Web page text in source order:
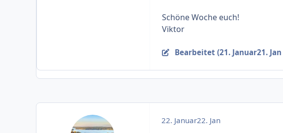
Schöne Woche euch!
Viktor
Bearbeitet (21. Januar21. Jan
22. Januar22. Jan